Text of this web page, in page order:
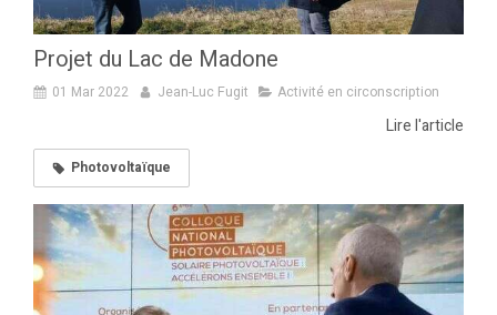
Projet du Lac de Madone
01 Mar 2022 Jean-Luc Fugit Activité en circonscription
Lire l'article
Photovoltaïque